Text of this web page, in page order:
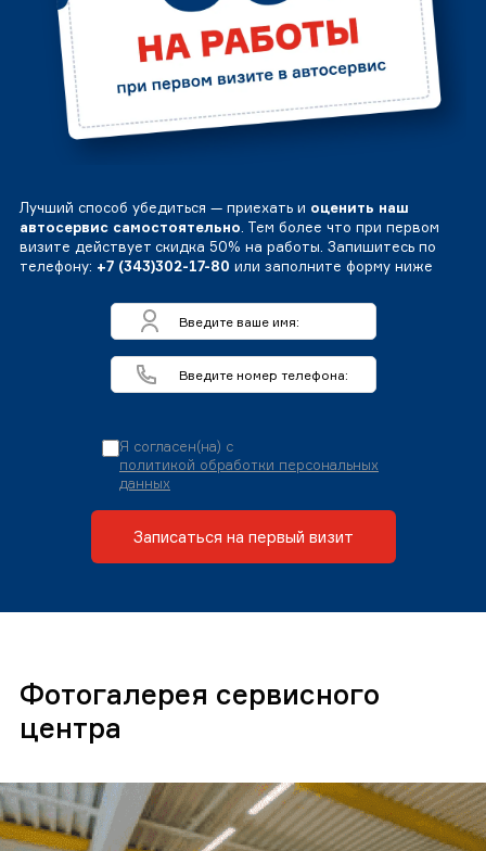
Лучший способ убедиться — приехать и оценить наш
автосервис самостоятельно . Тем более что при первом
визите действует скидка 50% на работы. Запишитесь по
телефону: +7 (343)302-17-80 или заполните форму ниже
Я согласен(на) с
политикой обработки персональных
данных
Записаться на первый визит
Фотогалерея сервисного
центра